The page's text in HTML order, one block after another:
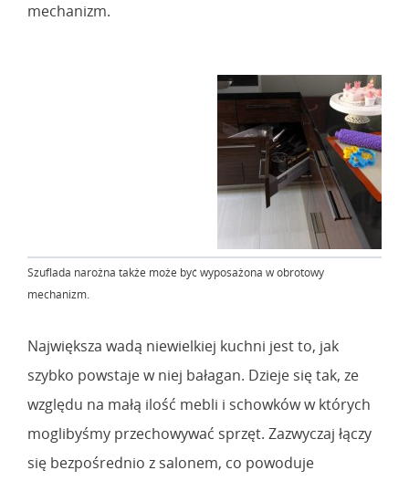
mechanizm.
Szuflada narożna także może być wyposażona w obrotowy
mechanizm.
Największa wadą niewielkiej kuchni jest to, jak
szybko powstaje w niej bałagan. Dzieje się tak, ze
względu na małą ilość mebli i schowków w których
moglibyśmy przechowywać sprzęt. Zazwyczaj łączy
się bezpośrednio z salonem, co powoduje